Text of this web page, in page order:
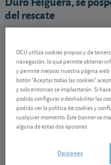
del rescate
Las cuentas de Duro
ingeniería nos parece
Contenido
Gestiona tu
experta
y consigue que
para ti
OCU utiliza cookies propias y de
navegación, lo que permite obtener
y permite mejorar nuestra página web
botón "Aceptar todas las cookies"
y solo entonces se implantarán. Si
podrás configurar o deshabilitar las
podrás ver la política de cookies y
cualquier momento. Este banner se
alguna de estas dos opciones.
Opciones